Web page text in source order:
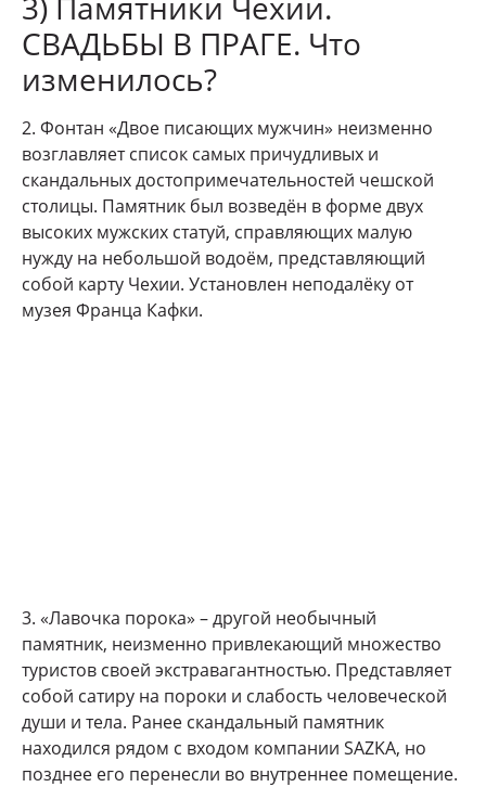
СВАДЬБЫ В ПРАГЕ. Что
изменилось?
2. Фонтан «Двое писающих мужчин» неизменно
возглавляет список самых причудливых и
скандальных достопримечательностей чешской
столицы. Памятник был возведён в форме двух
высоких мужских статуй, справляющих малую
нужду на небольшой водоём, представляющий
собой карту Чехии. Установлен неподалёку от
музея Франца Кафки.
3. «Лавочка порока» – другой необычный
памятник, неизменно привлекающий множество
туристов своей экстравагантностью. Представляет
собой сатиру на пороки и слабость человеческой
души и тела. Ранее скандальный памятник
находился рядом с входом компании SAZKA, но
позднее его перенесли во внутреннее помещение.